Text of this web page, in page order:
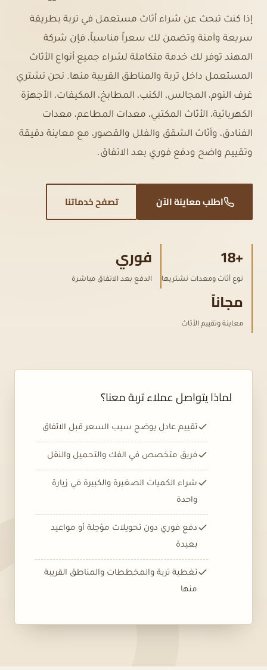
الأسئلة الشائعة
اتصل بنا
إذا كنت تبحث عن شراء أثاث مستعمل في تربة بطريقة
سريعة وآمنة وتضمن لك سعراً مناسباً، فإن شركة
المهند توفر لك خدمة متكاملة لشراء جميع أنواع الأثاث
المستعمل داخل تربة والمناطق القريبة منها. نحن نشتري
غرف النوم، المجالس، الكنب، المطابخ، المكيفات، الأجهزة
الكهربائية، الأثاث المكتبي، معدات المطاعم، معدات
الفنادق، وأثاث الشقق والفلل والقصور، مع معاينة دقيقة
وتقييم واضح ودفع فوري بعد الاتفاق.
اطلب معاينة الآن تصفح خدماتنا
+18
نوع أثاث ومعدات نشتريها
فوري
الدفع بعد الاتفاق مباشرة
مجاناً
معاينة وتقييم الأثاث
لماذا يتواصل عملاء تربة معنا؟
تقييم عادل يوضح سبب السعر قبل الاتفاق
فريق متخصص في الفك والتحميل والنقل
شراء الكميات الصغيرة والكبيرة في زيارة
واحدة
دفع فوري دون تحويلات مؤجلة أو مواعيد
بعيدة
تغطية تربة والمخططات والمناطق القريبة
منها